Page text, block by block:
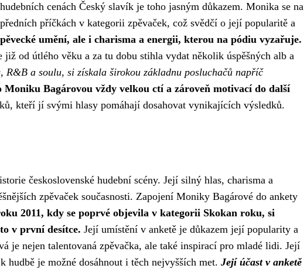
cenách Český slavík je toho jasným důkazem. Monika se na
příčkách v kategorii zpěvaček, což svědčí o její popularitě a
umění, ale i charisma a energii, kterou na pódiu vyzařuje.
již od útlého věku a za tu dobu stihla vydat několik úspěšných alb a
R&B a soulu, si získala širokou základnu posluchačů napříč
Moniku Bagárovou vždy velkou ctí a zároveň motivací do další
kteří jí svými hlasy pomáhají dosahovat vynikajících výsledků.
československé hudební scény. Její silný hlas, charisma a
zpěvaček současnosti. Zapojení Moniky Bagárové do ankety
2011, kdy se poprvé objevila v kategorii Skokan roku, si
v první desítce. Její umístění v anketě je důkazem její popularity a
je nejen talentovaná zpěvačka, ale také inspirací pro mladé lidi. Její
je možné dosáhnout i těch nejvyšších met. Její účast v anketě